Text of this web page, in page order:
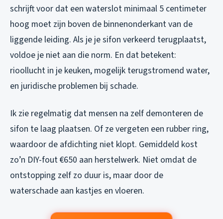
schrijft voor dat een waterslot minimaal 5 centimeter
hoog moet zijn boven de binnenonderkant van de
liggende leiding. Als je je sifon verkeerd terugplaatst,
voldoe je niet aan die norm. En dat betekent:
rioollucht in je keuken, mogelijk terugstromend water,
en juridische problemen bij schade.
Ik zie regelmatig dat mensen na zelf demonteren de
sifon te laag plaatsen. Of ze vergeten een rubber ring,
waardoor de afdichting niet klopt. Gemiddeld kost
zo’n DIY-fout €650 aan herstelwerk. Niet omdat de
ontstopping zelf zo duur is, maar door de
waterschade aan kastjes en vloeren.